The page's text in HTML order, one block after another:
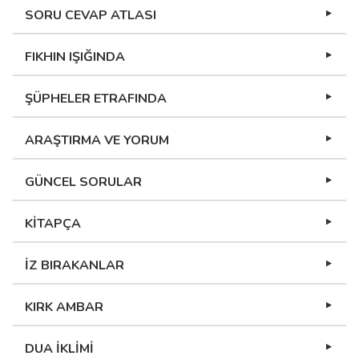
SORU CEVAP ATLASI
FIKHIN IŞIĞINDA
ŞÜPHELER ETRAFINDA
ARAŞTIRMA VE YORUM
GÜNCEL SORULAR
KİTAPÇA
İZ BIRAKANLAR
KIRK AMBAR
DUA İKLİMİ